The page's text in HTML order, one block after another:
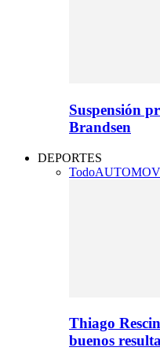
Suspensión
Brandsen
DEPORTES
Todo
Thiago
buenos